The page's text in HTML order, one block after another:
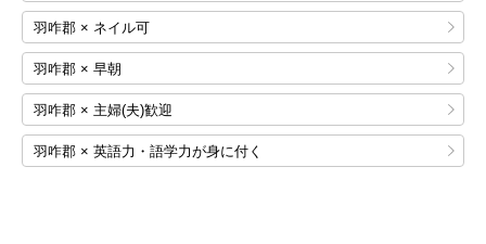
羽咋郡 × ネイル可
羽咋郡 × 早朝
羽咋郡 × 主婦(夫)歓迎
羽咋郡 × 英語力・語学力が身に付く